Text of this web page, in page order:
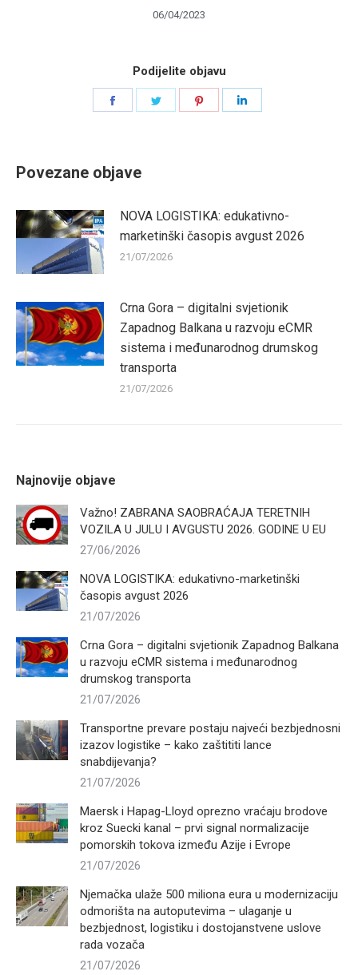
06/04/2023
Podijelite objavu
Povezane objave
NOVA LOGISTIKA: edukativno-
marketinški časopis avgust 2026
21/07/2026
Crna Gora – digitalni svjetionik
Zapadnog Balkana u razvoju eCMR
sistema i međunarodnog drumskog
transporta
21/07/2026
Najnovije objave
Važno! ZABRANA SAOBRAĆAJA TERETNIH
VOZILA U JULU I AVGUSTU 2026. GODINE U EU
27/06/2026
NOVA LOGISTIKA: edukativno-marketinški
časopis avgust 2026
21/07/2026
Crna Gora – digitalni svjetionik Zapadnog Balkana
u razvoju eCMR sistema i međunarodnog
drumskog transporta
21/07/2026
Transportne prevare postaju najveći bezbjednosni
izazov logistike – kako zaštititi lance
snabdijevanja?
21/07/2026
Maersk i Hapag-Lloyd oprezno vraćaju brodove
kroz Suecki kanal – prvi signal normalizacije
pomorskih tokova između Azije i Evrope
21/07/2026
Njemačka ulaže 500 miliona eura u modernizaciju
odmorišta na autoputevima – ulaganje u
bezbjednost, logistiku i dostojanstvene uslove
rada vozača
21/07/2026